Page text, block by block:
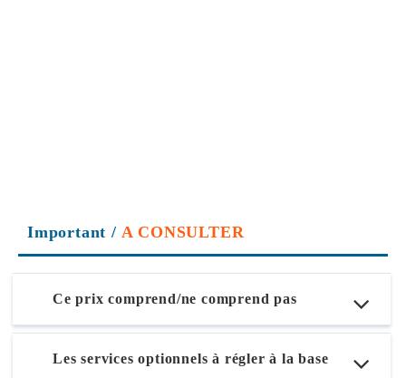
Important / A CONSULTER
Ce prix comprend/ne comprend pas
Les services optionnels à régler à la base